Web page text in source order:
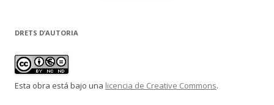
DRETS D’AUTORIA
Esta obra está bajo una licencia de Creative Commons.